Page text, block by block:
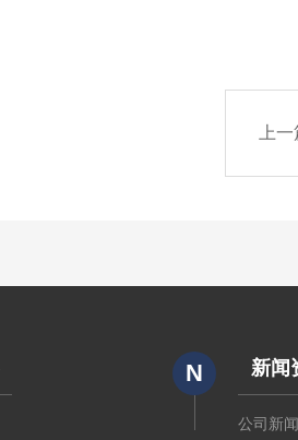
上
N 新闻
公司新